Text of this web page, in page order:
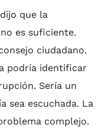
que la
es suficiente.
ciudadano.
podría identificar
Sería un
sea escuchada. La
complejo.